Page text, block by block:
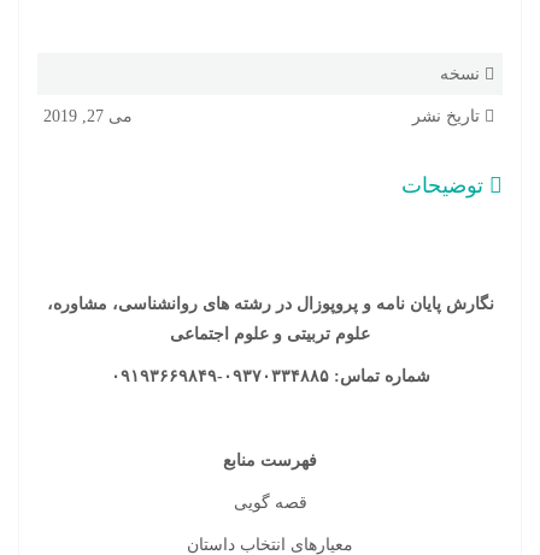
نسخه
تاریخ نشر می 27, 2019
توضیحات
نگارش پایان نامه و پروپوزال در رشته های روانشناسی، مشاوره،
علوم تربیتی و علوم اجتماعی
شماره تماس: ۰۹۳۷۰۳۳۴۸۸۵-۰۹۱۹۳۶۶۹۸۴۹
فهرست منابع
قصه گویی
معیارهای انتخاب داستان